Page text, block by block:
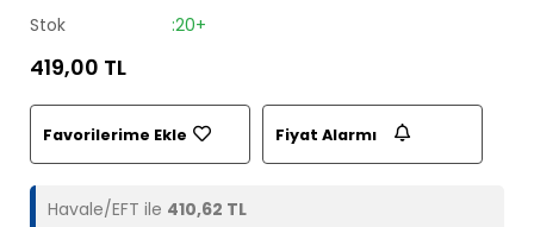
Stok
:20+
419,00 TL
Favorilerime Ekle Fiyat Alarmı
Havale/EFT ile 410,62 TL